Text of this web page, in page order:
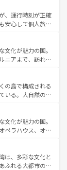
なる文化を体験で
報はコンテンツ一覧
着の
ほしい。
雅なアフタヌーン
パブ、サッカー観
富。イギリスを旅
、運行時刻が正確
安心して個人旅行
はのユニークな
町歩きも満喫する
価も高いが、旅行
なお、新
照してほしい。
文化が魅力の国。
ニアまで、訪れる
、エンターテイ
。一方、アメリカ
ニオンやイエロー
融合した独特の
異なる魅力を楽
感じることができ
。
の島で構成される
いる。大自然の神
といえばオアフ
島やカウアイ島が
をはじめ、豊かな
くれるハワイの
アンミュージッ
ハワイの魅力を彩
文化が魅力の国。
ペラハウス、オー
（エアーズロッ
ンズの熱帯雨林な
やワイン、オージ
は、多彩な文化と
ふれる大都市の台